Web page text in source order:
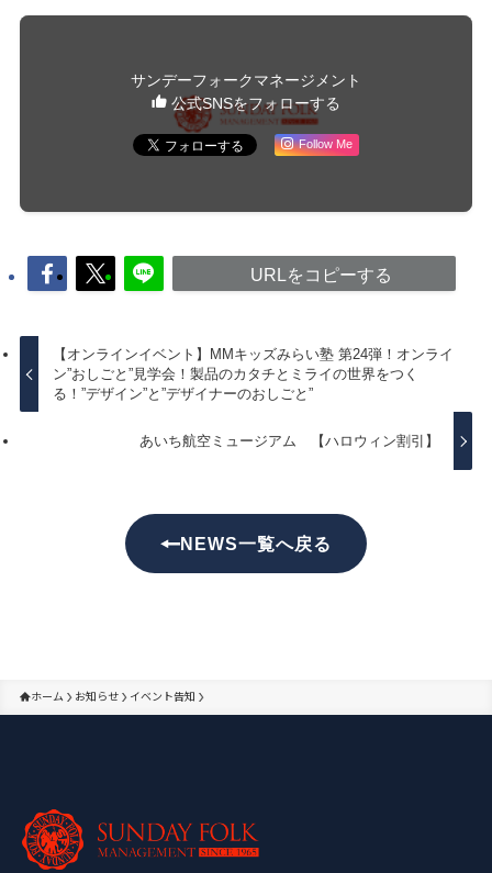
サンデーフォークマネージメント
公式SNSをフォローする
Follow Me
URLをコピーする
【オンラインイベント】MMキッズみらい塾 第24弾！オンライ
ン”おしごと”見学会！製品のカタチとミライの世界をつく
る！”デザイン”と”デザイナーのおしごと”
あいち航空ミュージアム 【ハロウィン割引】
NEWS一覧へ戻る
ホーム お知らせ イベント告知